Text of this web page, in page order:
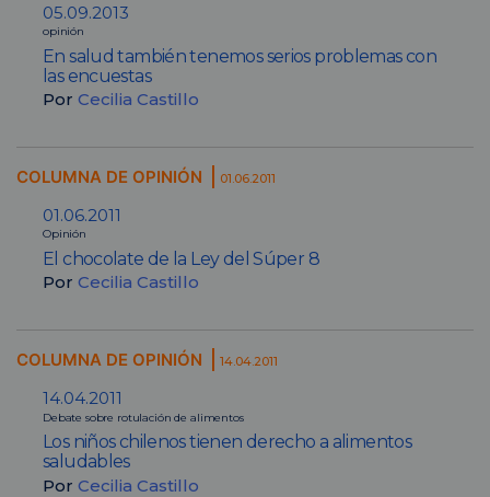
05.09.2013
opinión
En salud también tenemos serios problemas con
las encuestas
Por Cecilia Castillo
COLUMNA DE OPINIÓN 01.06.2011
01.06.2011
Opinión
El chocolate de la Ley del Súper 8
Por Cecilia Castillo
COLUMNA DE OPINIÓN 14.04.2011
14.04.2011
Debate sobre rotulación de alimentos
Los niños chilenos tienen derecho a alimentos
saludables
Por Cecilia Castillo